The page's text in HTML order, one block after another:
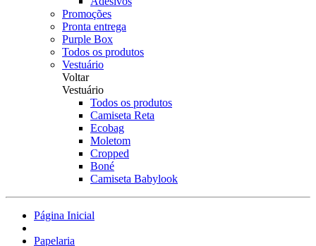
Promoções
Pronta entrega
Purple Box
Todos os produtos
Vestuário
Voltar
Vestuário
Todos os produtos
Camiseta Reta
Ecobag
Moletom
Cropped
Boné
Camiseta Babylook
Página Inicial
Papelaria